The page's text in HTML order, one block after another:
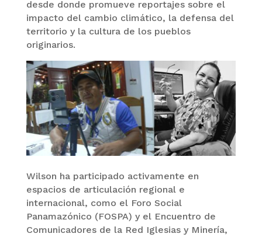
desde donde promueve reportajes sobre el
impacto del cambio climático, la defensa del
territorio y la cultura de los pueblos
originarios.
Wilson ha participado activamente en
espacios de articulación regional e
internacional, como el Foro Social
Panamazónico (FOSPA) y el Encuentro de
Comunicadores de la Red Iglesias y Minería,